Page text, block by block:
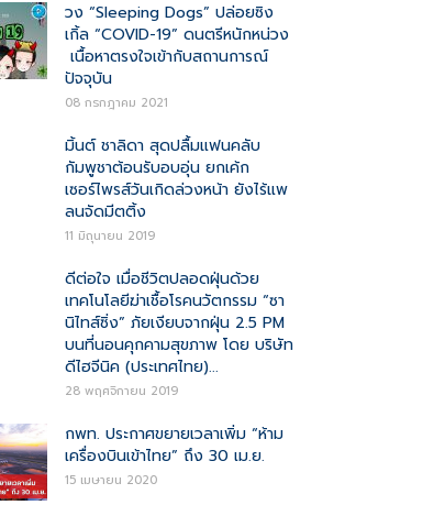
วง “Sleeping Dogs” ปล่อยซิง
เกิ้ล “COVID-19” ดนตรีหนักหน่วง
เนื้อหาตรงใจเข้ากับสถานการณ์
ปัจจุบัน
08 กรกฎาคม 2021
มิ้นต์ ชาลิดา สุดปลื้มแฟนคลับ
กัมพูชาต้อนรับอบอุ่น ยกเค้ก
เซอร์ไพรส์วันเกิดล่วงหน้า ยังไร้แพ
ลนจัดมีตติ้ง
11 มิถุนายน 2019
ดีต่อใจ เมื่อชีวิตปลอดฝุ่นด้วย
เทคโนโลยีฆ่าเชื้อโรคนวัตกรรม “ซา
นิไทส์ซิ่ง” ภัยเงียบจากฝุ่น 2.5 PM
บนที่นอนคุกคามสุขภาพ โดย บริษัท
ดีไฮจีนิค (ประเทศไทย)...
28 พฤศจิกายน 2019
กพท. ประกาศขยายเวลาเพิ่ม “ห้าม
เครื่องบินเข้าไทย” ถึง 30 เม.ย.
15 เมษายน 2020